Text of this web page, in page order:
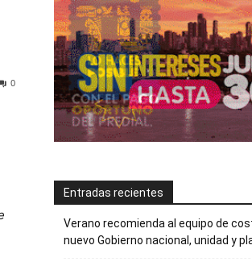
0
Entradas recientes
Verano recomienda al equipo de
nuevo Gobierno nacional, unidad y